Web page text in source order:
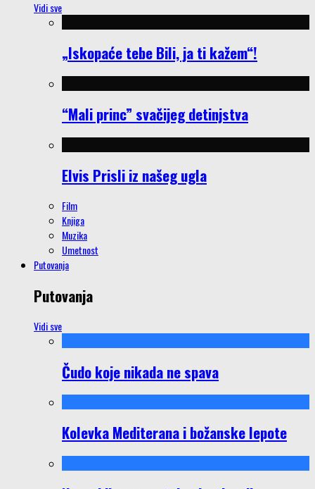
Vidi sve
„Iskopaće tebe Bili, ja ti kažem“!
“Mali princ” svačijeg detinjstva
Elvis Prisli iz našeg ugla
Film
Knjiga
Muzika
Umetnost
Putovanja
Putovanja
Vidi sve
Čudo koje nikada ne spava
Kolevka Mediterana i božanske lepote